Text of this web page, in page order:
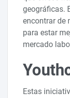
geográficas.
encontrar de
para estar
mercado
Estas